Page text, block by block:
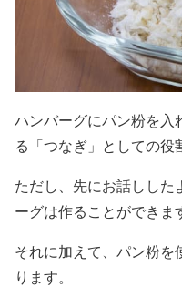
ハンバーグにパン粉を入
る「つなぎ」としての役
ただし、先にお話しし
ーグは作ることができま
それに加えて、パン粉を
ります。